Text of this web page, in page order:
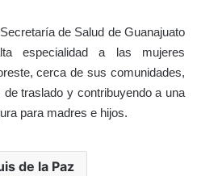
de Salud de Guanajuato
especialidad a las mujeres
cerca de sus comunidades,
traslado y contribuyendo a una
para madres e hijos.
de la Paz